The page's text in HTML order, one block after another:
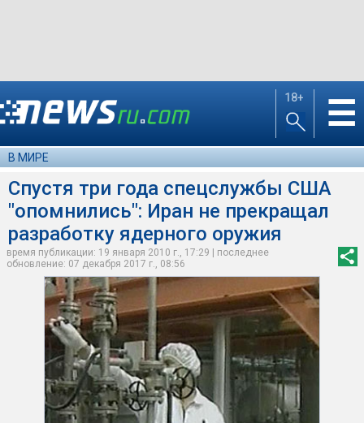
18+ ☰
В МИРЕ
Спустя три года спецслужбы США
"опомнились": Иран не прекращал
разработку ядерного оружия
время публикации: 19 января 2010 г., 17:29 | последнее
обновление: 07 декабря 2017 г., 08:56